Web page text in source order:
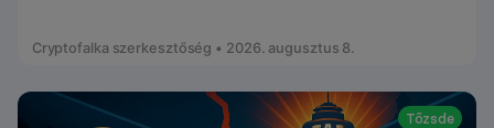
Cryptofalka szerkesztőség • 2026. augusztus 8.
Tőzsde